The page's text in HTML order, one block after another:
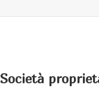
Società